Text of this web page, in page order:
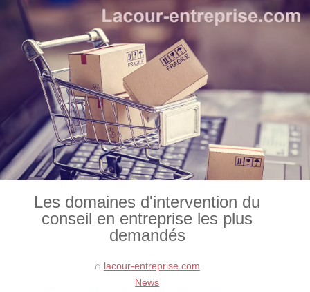
Les domaines d'intervention du
conseil en entreprise les plus
demandés
lacour-entreprise.com
News